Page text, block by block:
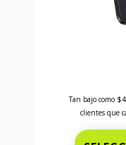
Antes el
Tan bajo como
clientes que